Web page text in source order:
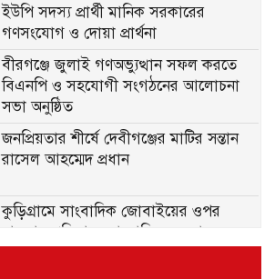
ইউপি সদস্য প্রার্থী মানিক সরকারের
গণসংযোগ ও দোয়া প্রার্থনা
বীরগঞ্জে জুলাই গণঅভ্যুত্থান সফল করতে
বিএনপি ও সহযোগী সংগঠনের আলোচনা
সভা অনুষ্ঠিত
জনপ্রিয়তার শীর্ষে দেবীগঞ্জের মাটির সন্তান
রাসেল আহম্মেদ প্রধান
কুড়িগ্রামে সাংবাদিক জোবাইয়ের ওপর
হামলার প্রতিবাদে সাংবাদিকদের মানববন্ধন,